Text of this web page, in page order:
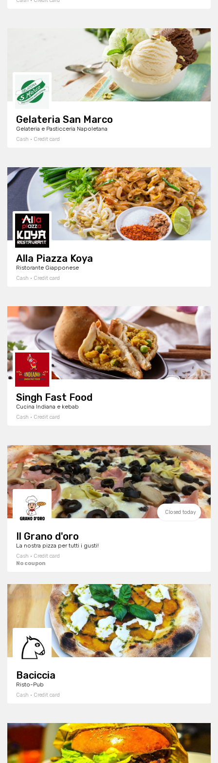
Gelateria San Marco
Gelateria e Pasticceria Napoletana
Cash · Credit card
Alla Piazza Koya
Ristorante Giapponese
Cash · Credit card
Singh Fast Food
Cucina Indiana e kebab
Cash · Credit card
Closed today
Il Grano d'oro
La nostra pizza per tutti i gusti!
Cash · Credit card
No coupon
Baciccia
Risto-Pub
Cash · Credit card